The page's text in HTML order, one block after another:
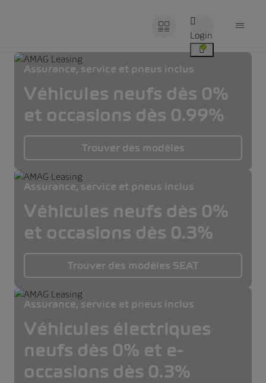
Login
Assurance, service et pneus inclus
Véhicules neufs dès 0%
et occasions dès 0.99%
Trouver des modèles
Assurance, service et pneus inclus
Véhicules neufs dès 0%
et occasions dès 0.3%
Trouver des modèles SEAT
Assurance, service et pneus inclus
Véhicules électriques
neufs dès 0% et e-
occasions dès 0.3%